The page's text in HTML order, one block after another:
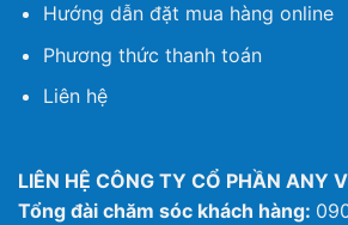
Hướng dẫn đặt mua hàng online
Phương thức thanh toán
Liên hệ
LIÊN HỆ CÔNG TY CỔ PHẦN ANY
Tổng đài chăm sóc khách hàng: